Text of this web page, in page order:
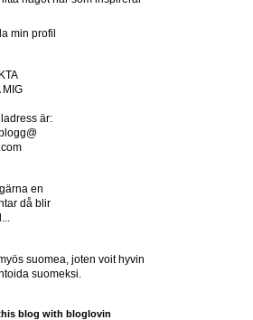
min profil
MIG
är:
en
då blir
suomea, joten voit hyvin
suomeksi.
blog with bloglovin